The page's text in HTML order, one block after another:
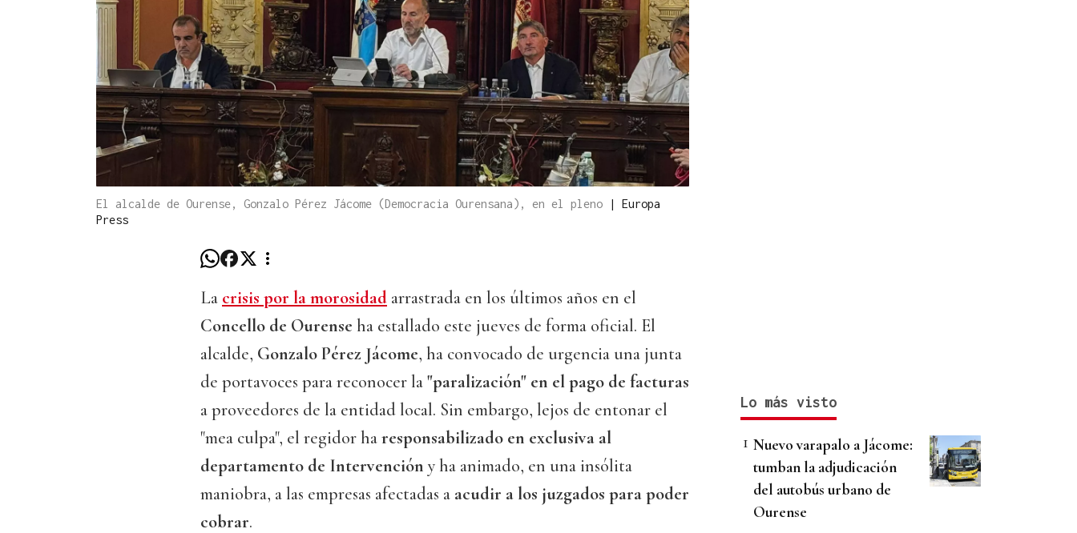
El alcalde de Ourense, Gonzalo Pérez Jácome (Democracia Ourensana), en el pleno | Europa
Press
La crisis por la morosidad arrastrada en los últimos años en el
Concello de Ourense ha estallado este jueves de forma oficial. El
alcalde, Gonzalo Pérez Jácome, ha convocado de urgencia una junta
de portavoces para reconocer la"paralización" en el pago de facturas
a proveedores de la entidad local. Sin embargo, lejos de entonar el
"mea culpa", el regidor haresponsabilizado en exclusiva al
departamento de Intervención y ha animado, en una insólita
maniobra, a las empresas afectadas a acudir a los juzgados para poder
cobrar.
Lo más visto
Nuevo varapalo a Jácome:
tumban la adjudicación
del autobús urbano de
Ourense